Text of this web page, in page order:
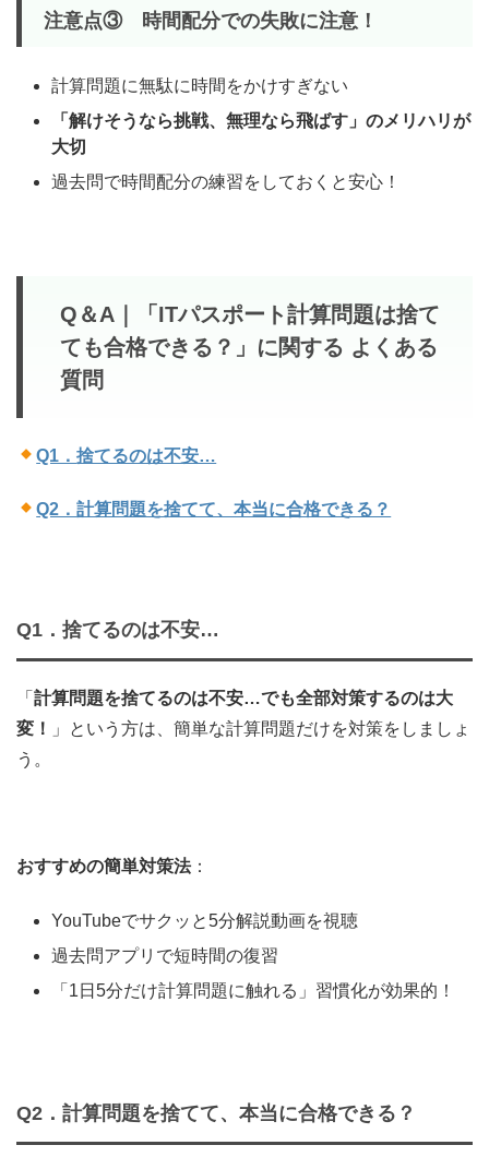
注意点③ 時間配分での失敗に注意！
計算問題に無駄に時間をかけすぎない
「解けそうなら挑戦、無理なら飛ばす」のメリハリが
大切
過去問で時間配分の練習をしておくと安心！
Q＆A｜「ITパスポート計算問題は捨て
ても合格できる？」に関する よくある
質問
Q1．捨てるのは不安…
Q2．計算問題を捨てて、本当に合格できる？
Q1． 捨てるのは不安…
「 計算問題を捨てるのは不安…でも全部対策するのは大
変！
」という方は、簡単な計算問題だけを対策をしましょ
う。
おすすめの簡単対策法：
YouTubeでサクッと5分解説動画を視聴
過去問アプリで短時間の復習
「1日5分だけ計算問題に触れる」習慣化が効果的！
Q2． 計算問題を捨てて、本当に合格できる？